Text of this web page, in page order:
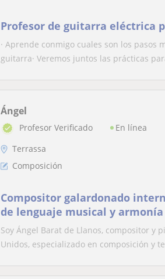
Profesor de guitarra eléctrica
· Aprende conmigo cuales son los
guitarra· Veremos juntos las prácticas
Ángel
Profesor Verificado
En línea
Terrassa
Composición
Compositor galardonado
de lenguaje musical y
Soy Ángel Barat de Llanos, compositor y
Unidos, especializado en composición y